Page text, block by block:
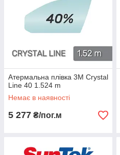
Атермальна плівка 3M Crystal
Line 40 1.524 m
Немає в наявності
5 277 ₴/пог.м